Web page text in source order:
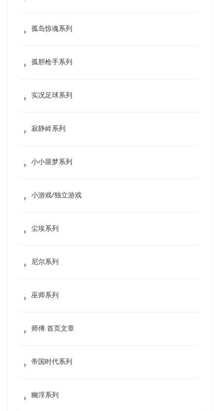
孤岛惊魂系列
孤胆枪手系列
实况足球系列
寂静岭系列
小小噩梦系列
小游戏/独立游戏
尘埃系列
尼尔系列
巫师系列
师傅 首页文章
帝国时代系列
幽浮系列